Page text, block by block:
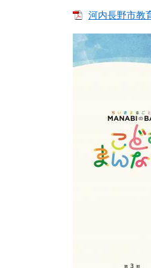
河内長野市教